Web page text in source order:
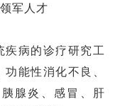
军人才
疾病的诊疗研究工
能性消化不良、
腺炎、感冒、肝